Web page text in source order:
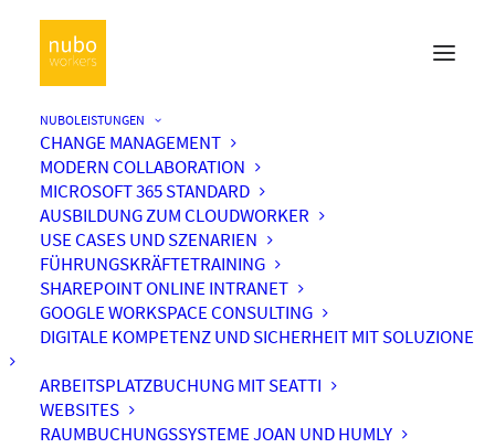
NUBOLEISTUNGEN
CHANGE MANAGEMENT
MODERN COLLABORATION
MICROSOFT 365 STANDARD
AUSBILDUNG ZUM CLOUDWORKER
USE CASES UND SZENARIEN
FÜHRUNGSKRÄFTETRAINING
SHAREPOINT ONLINE INTRANET
GOOGLE WORKSPACE CONSULTING
DIGITALE KOMPETENZ UND SICHERHEIT MIT SOLUZIONE
ARBEITSPLATZBUCHUNG MIT SEATTI
WEBSITES
RAUMBUCHUNGSSYSTEME JOAN UND HUMLY